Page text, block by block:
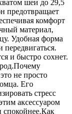
шеи до 29,5
предотвращает
комфорт
материал,
Удобная форма
передвигаться.
и быстро сохнет.
не просто
Его
стресс
аксессуаром
спокойнее.Как